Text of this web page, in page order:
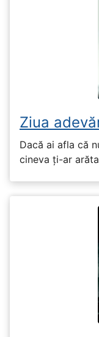
Ziua
Dacă ai afla că
cineva ți-ar